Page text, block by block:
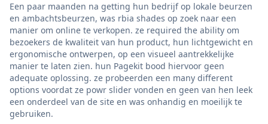
Een paar maanden na getting hun bedrijf op lokale beurzen
en ambachtsbeurzen, was rbia shades op zoek naar een
manier om online te verkopen. ze required the ability om
bezoekers de kwaliteit van hun product, hun lichtgewicht en
ergonomische ontwerpen, op een visueel aantrekkelijke
manier te laten zien. hun Pagekit bood hiervoor geen
adequate oplossing. ze probeerden een many different
options voordat ze powr slider vonden en geen van hen leek
een onderdeel van de site en was onhandig en moeilijk te
gebruiken.